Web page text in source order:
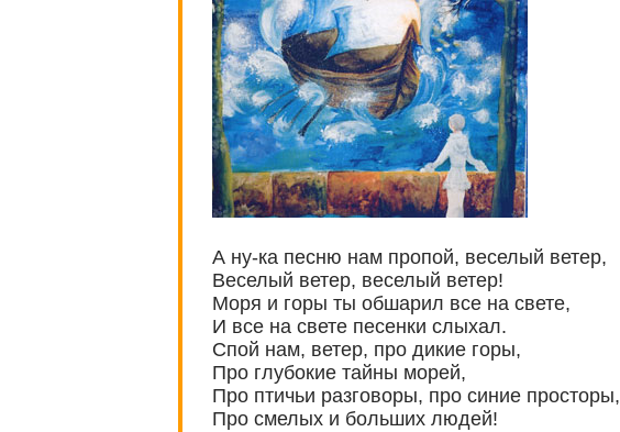
А ну-ка песню нам пропой, веселый ветер,
Веселый ветер, веселый ветер!
Моря и горы ты обшарил все на свете,
И все на свете песенки слыхал.
Спой нам, ветер, про дикие горы,
Про глубокие тайны морей,
Про птичьи разговоры, про синие просторы,
Про смелых и больших людей!